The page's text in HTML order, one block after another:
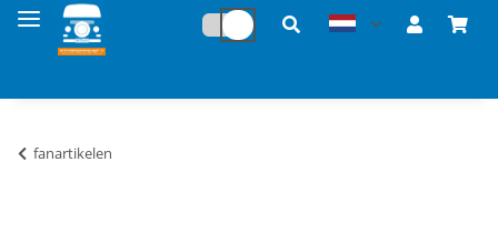
fanartikelen